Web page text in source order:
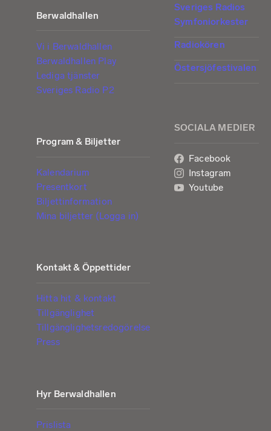
Berwaldhallen
Vi i Berwaldhallen
Berwaldhallen Play
Lediga tjänster
Sveriges Radio P2
Program & Biljetter
Kalendarium
Presentkort
Biljettinformation
Mina biljetter (Logga in)
Kontakt & Öppettider
Hitta hit & kontakt
Tillgänglighet
Tillgänglighetsredogörelse
Press
Hyr Berwaldhallen
Prislista
Sveriges Radios
Symfoniorkester
Radiokören
Östersjöfestivalen
SOCIALA MEDIER
Facebook
Instagram
Youtube